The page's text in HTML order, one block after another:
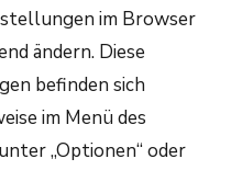
im Browser
ändern. Diese
befinden sich
im Menü des
„Optionen“ oder